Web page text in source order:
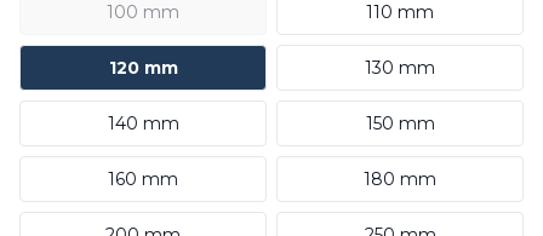
100 mm 110 mm
120 mm 130 mm
140 mm 150 mm
160 mm 180 mm